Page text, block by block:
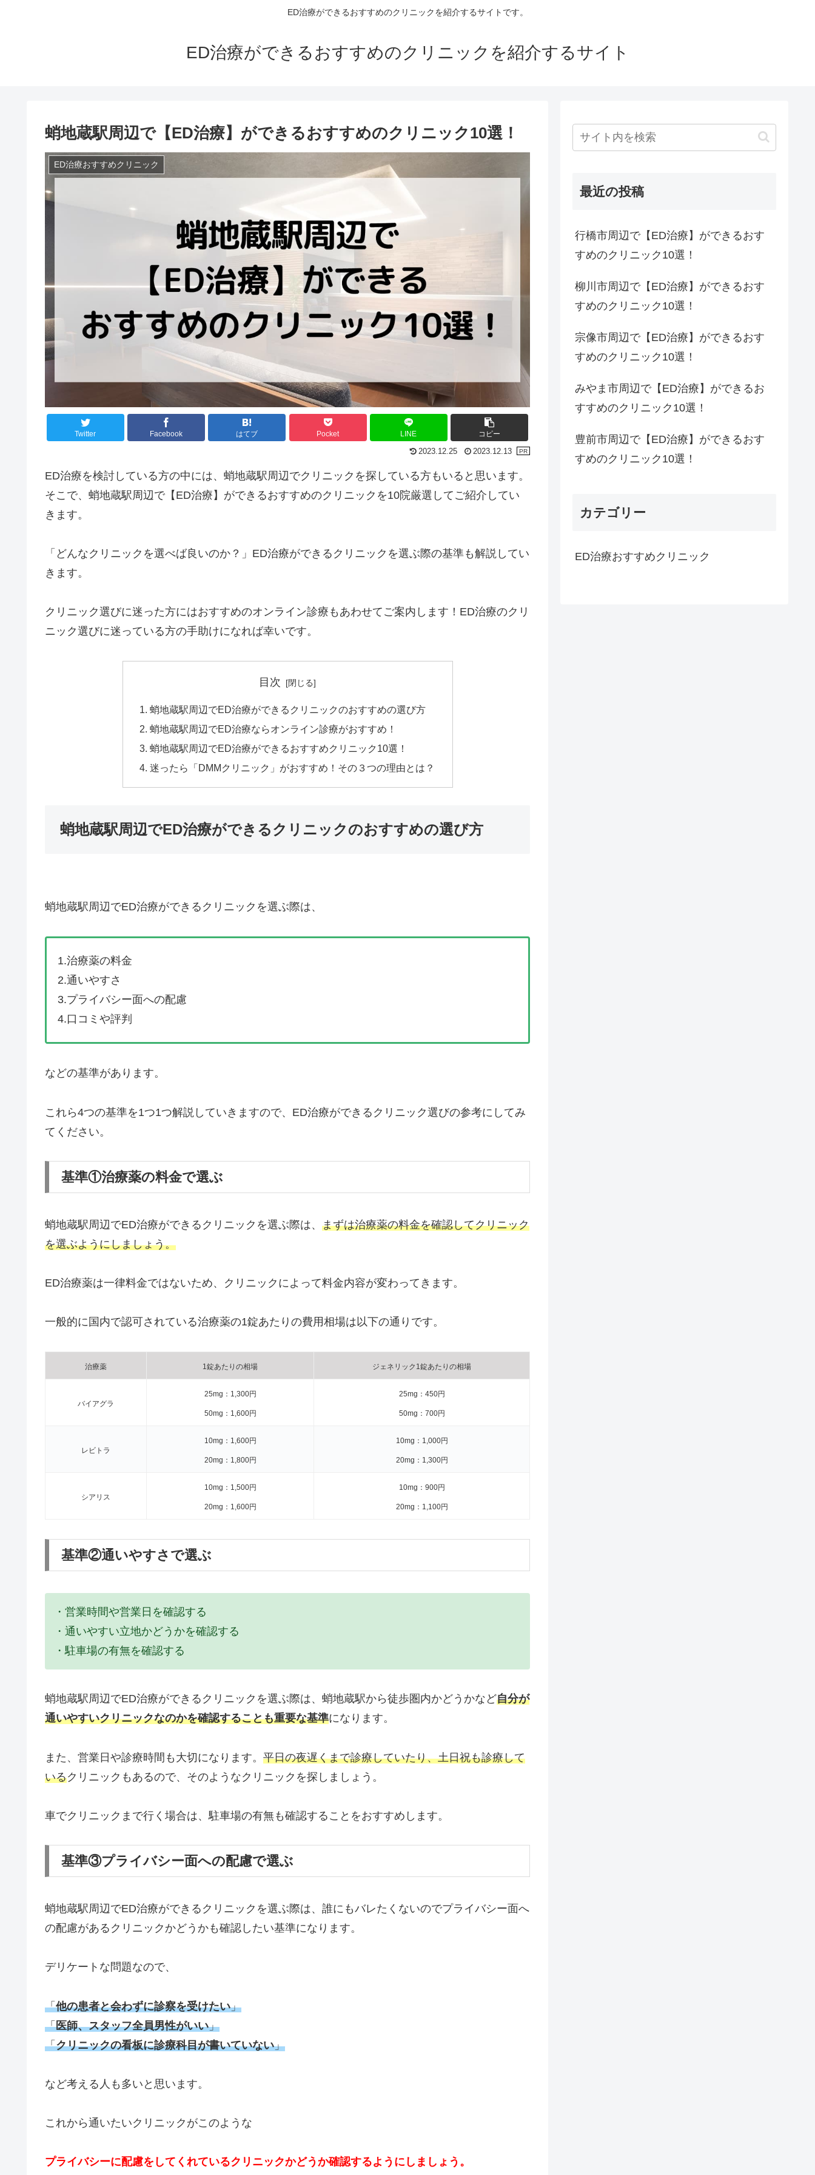
ED治療ができるおすすめのクリニックを紹介するサイトです。
ED治療ができるおすすめのクリニックを紹介するサイト
蛸地蔵駅周辺で【ED治療】ができるおすすめのクリニック10選！
ED治療おすすめクリニック
Twitter Facebook はてブ Pocket LINE コピー
2023.12.25 2023.12.13
ED治療を検討している方の中には、蛸地蔵駅周辺でクリニックを探している方もいると思います。
そこで、蛸地蔵駅周辺で【ED治療】ができるおすすめのクリニックを10院厳選してご紹介してい
きます。
「どんなクリニックを選べば良いのか？」ED治療ができるクリニックを選ぶ際の基準も解説してい
きます。
クリニック選びに迷った方にはおすすめのオンライン診療もあわせてご案内します！ED治療のクリ
ニック選びに迷っている方の手助けになれば幸いです。
目次
蛸地蔵駅周辺でED治療ができるクリニックのおすすめの選び方
蛸地蔵駅周辺でED治療ならオンライン診療がおすすめ！
蛸地蔵駅周辺でED治療ができるおすすめクリニック10選！
迷ったら「DMMクリニック」がおすすめ！その３つの理由とは？
蛸地蔵駅周辺でED治療ができるクリニックのおすすめの選び方
蛸地蔵駅周辺でED治療ができるクリニックを選ぶ際は、
1.治療薬の料金
2.通いやすさ
3.プライバシー面への配慮
4.口コミや評判
などの基準があります。
これら4つの基準を1つ1つ解説していきますので、ED治療ができるクリニック選びの参考にしてみ
てください。
基準①治療薬の料金で選ぶ
蛸地蔵駅周辺でED治療ができるクリニックを選ぶ際は、 まずは治療薬の料金を確認してクリニック
を選ぶようにしましょう。
ED治療薬は一律料金ではないため、クリニックによって料金内容が変わってきます。
一般的に国内で認可されている治療薬の1錠あたりの費用相場は以下の通りです。
治療薬 1錠あたりの相場 ジェネリック1錠あたりの相場
バイアグラ
25mg：1,300円
50mg：1,600円
25mg：450円
50mg：700円
レビトラ
10mg：1,600円
20mg：1,800円
10mg：1,000円
20mg：1,300円
シアリス
10mg：1,500円
20mg：1,600円
10mg：900円
20mg：1,100円
基準②通いやすさで選ぶ
・営業時間や営業日を確認する
・通いやすい立地かどうかを確認する
・駐車場の有無を確認する
蛸地蔵駅周辺でED治療ができるクリニックを選ぶ際は、蛸地蔵駅から徒歩圏内かどうかなど自分が
通いやすいクリニックなのかを確認することも重要な基準になります。
また、営業日や診療時間も大切になります。 平日の夜遅くまで診療していたり、土日祝も診療して
いるクリニックもあるので、そのようなクリニックを探しましょう。
車でクリニックまで行く場合は、駐車場の有無も確認することをおすすめします。
基準③プライバシー面への配慮で選ぶ
蛸地蔵駅周辺でED治療ができるクリニックを選ぶ際は、誰にもバレたくないのでプライバシー面へ
の配慮があるクリニックかどうかも確認したい基準になります。
デリケートな問題なので、
「他の患者と会わずに診察を受けたい」
「医師、スタッフ全員男性がいい」
「クリニックの看板に診療科目が書いていない」
など考える人も多いと思います。
これから通いたいクリニックがこのような
プライバシーに配慮をしてくれているクリニックかどうか確認するようにしましょう。
最近の投稿
行橋市周辺で【ED治療】ができるおす
すめのクリニック10選！
柳川市周辺で【ED治療】ができるおす
すめのクリニック10選！
宗像市周辺で【ED治療】ができるおす
すめのクリニック10選！
みやま市周辺で【ED治療】ができるお
すすめのクリニック10選！
豊前市周辺で【ED治療】ができるおす
すめのクリニック10選！
カテゴリー
ED治療おすすめクリニック